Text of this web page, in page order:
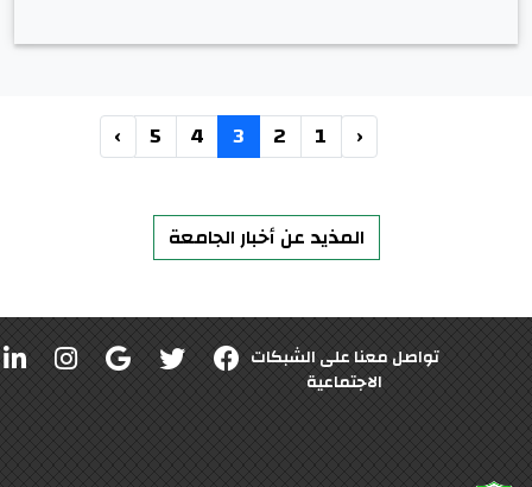
‹
1
2
3
4
5
›
المذيد عن أخبار الجامعة
تواصل معنا على الشبكات
الاجتماعية